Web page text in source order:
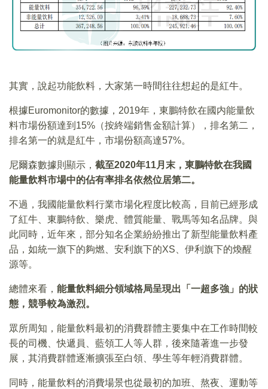
其實，說起功能飲料，大家第一時間往往想起的是紅牛。
根據Euromonitor的數據，2019年，東鵬特飲在國内能量飲
料市場份額達到15%（按終端銷售金額計算），排名第二，
排名第一的就是紅牛，市場份額高達57%。
尼爾森數據則顯示， 截至2020年11月末，東鵬特飲在我國
能量飲料市場中的佔有率排名依然位居第二。
不過，我國能量飲料行業市場化程度比較高，目前已經形成
了紅牛、東鵬特飲、樂虎、體質能量、戰馬等知名品牌。與
此同時，近年來，部分知名企業紛紛推出了新型能量飲料產
品，如統一旗下的夠燃、安利旗下的XS、伊利旗下的煥醒
源等。
總體來看， 能量飲料細分領域格局呈現出「一超多強」的狀
態，競爭較為激烈。
眾所周知，能量飲料最初的消費群體主要集中在工作時間較
長的司機、快遞員、藍領工人等人群，後來隨著進一步發
展，其消費群體逐漸擴張至白領、學生等年輕消費群體。
同時，能量飲料的消費場景也從最初的加班、熬夜、運動等